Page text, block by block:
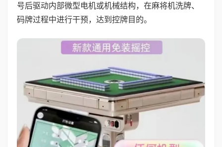
号后驱动内部微型电机或机械结构，在麻将机洗牌、
码牌过程中进行干预，达到控牌目的。